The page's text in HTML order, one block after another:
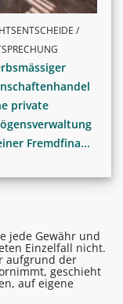
/
private
Fremdfina...
jede Gewähr und
Einzelfall nicht.
aufgrund der
geschieht
auf eigene